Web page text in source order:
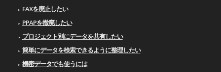
FAXを廃止したい
PPAPを撤廃したい
プロジェクト別にデータを共有したい
簡単にデータを検索できるように整理したい
機密データでも使うには